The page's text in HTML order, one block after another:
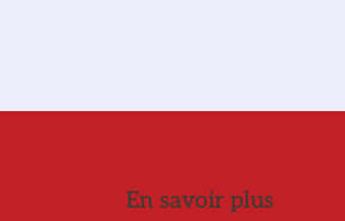
En savoir plus